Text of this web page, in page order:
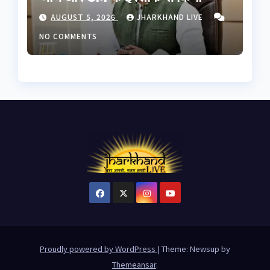
इनकार, छात्रों से बातचीत को बनेगी
हाई लेवल कमेटी
AUGUST 5, 2026
JHARKHAND LIVE
NO COMMENTS
Proudly powered by WordPress | Theme: Newsup by
Themeansar.